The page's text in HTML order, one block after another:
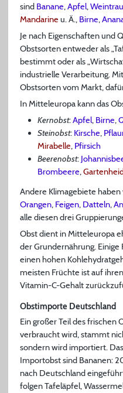
sind Banane, Apfel,
Mandarine u. Ä., Birne,
Je nach Eigenschaften und
Obstsorten entweder als
bestimmt oder als
industrielle Verarbeitung.
Obstsorten vom Markt,
In Mitteleuropa kann das
Kernobst:Apfel, Birne,
Steinobst: Kirsche,
Mirabelle, Pfirsich
Beerenobst:
Brombeere,
Andere Klimagebiete
Orangen, Feigen, Datteln,
alle diesen drei
Obst dient in Mitteleuropa
der Grundernährung.
einen hohen
meisten Früchte ist auf
Vitamin-C-Gehalt
Obstimporte Deutschland
Ein großer Teil des frischen
verbraucht wird, stammt
sondern wird importiert.
Importobst sind Bananen:
nach Deutschland
folgen Tafeläpfel,